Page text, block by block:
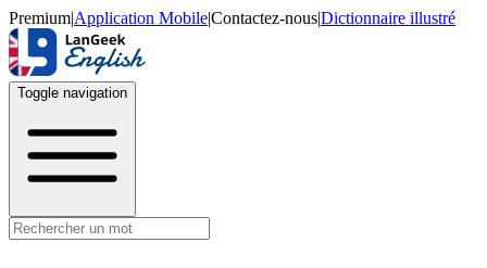
Premium|Application Mobile|Contactez-nous|Dictionnaire illustré
Toggle navigation